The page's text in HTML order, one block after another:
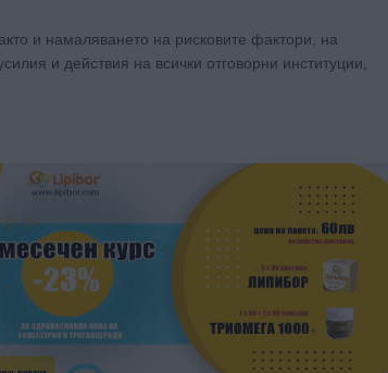
и намаляването на рисковите фактори, на
и действия на всички отговорни институции,